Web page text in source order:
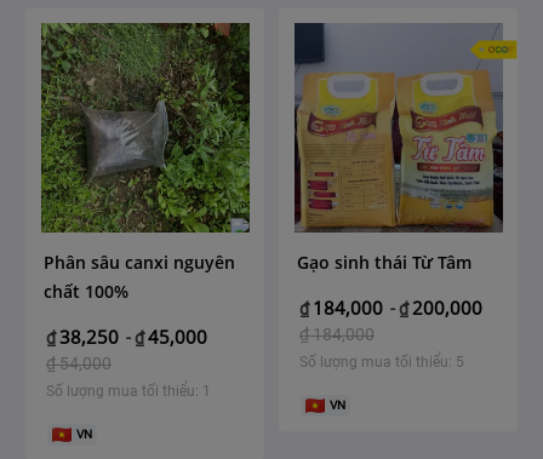
Phân sâu canxi nguyên
chất 100%
₫38,250 -₫45,000
₫54,000
Số lượng mua tối thiểu: 1
VN
Gạo sinh thái Từ Tâm
₫ 184,000 -₫ 200,000
₫184,000
Số lượng mua tối thiểu: 5
VN